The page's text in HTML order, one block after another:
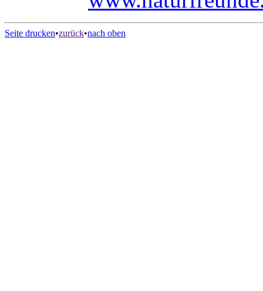
Seite drucken•zurück•nach oben